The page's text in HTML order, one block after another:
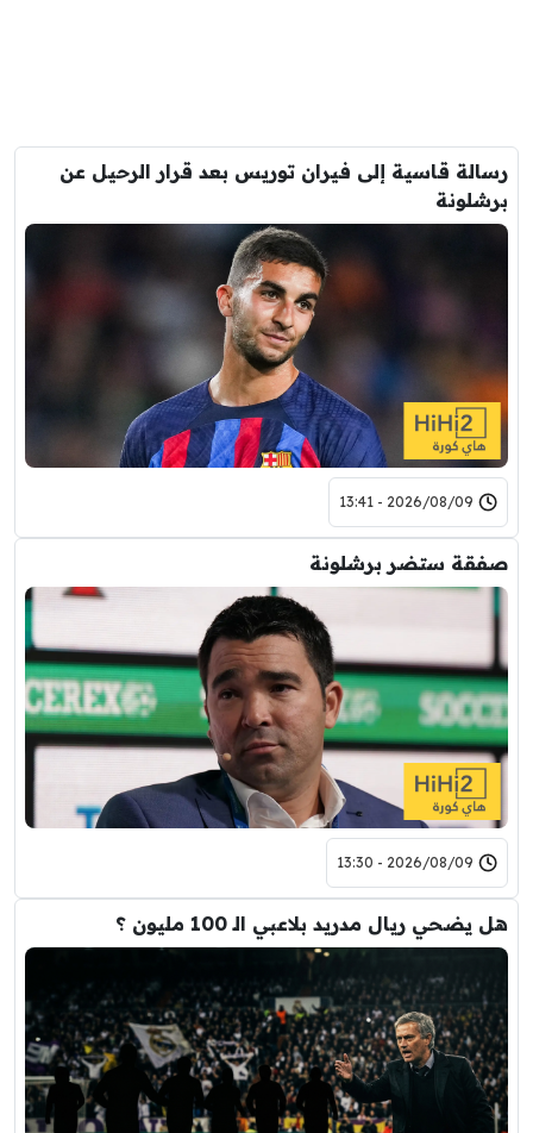
رسالة قاسية إلى فيران توريس بعد قرار الرحيل عن
برشلونة
2026/08/09 - 13:41
صفقة ستضر برشلونة
2026/08/09 - 13:30
هل يضحي ريال مدريد بلاعبي الـ 100 مليون ؟